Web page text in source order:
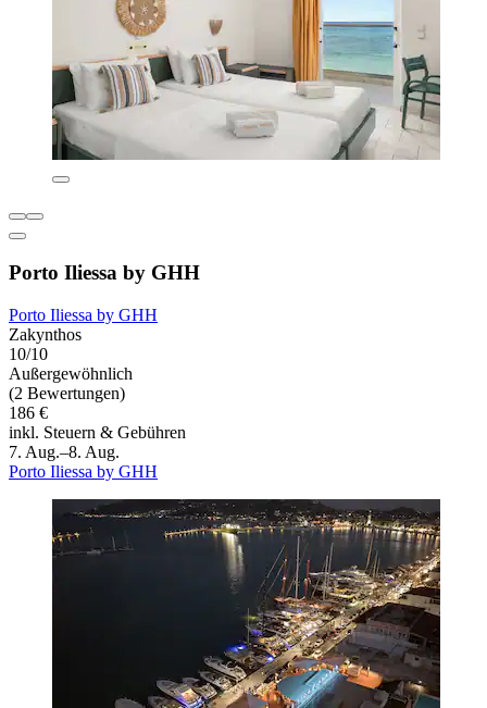
Porto Iliessa by GHH
Porto Iliessa by GHH
Zakynthos
10/10
Außergewöhnlich
(2 Bewertungen)
186 €
inkl. Steuern & Gebühren
7. Aug.–8. Aug.
Porto Iliessa by GHH